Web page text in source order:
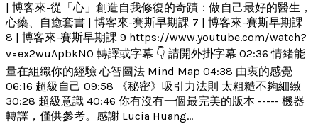
| 博客來-從「心」創造自我修復的奇蹟：做自己最好的醫生，
心藥、自癒套書 | 博客來-賽斯早期課 7 | 博客來-賽斯早期課
8 | 博客來-賽斯早期課 9 https://www.youtube.com/watch?
v=ex2wuApbkN0 轉譯或字幕 👇 請開外掛字幕 02:36 情緒能
量在組織你的經驗 心智圖法 Mind Map 04:38 由衷的感覺
06:16 超級自己 09:58 《秘密》吸引力法則 太粗糙不夠細緻
30:28 超級意識 40:46 你有沒有一個最完美的版本 ----- 機器
轉譯，僅供參考。感謝 Lucia Huang...